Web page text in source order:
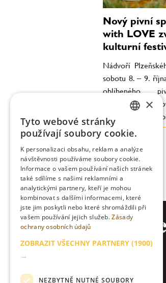
Nový pivní
with LOVE
kulturní
Nádvoří
sobotu 8. – 9.
oblíbeného
Brewstock. V
Proud společně s
ENGLISH
×
Tyto webové stránky
používají soubory cookie.
K personalizaci obsahu, reklam a analýze
návštěvnosti používáme soubory cookie.
Informace o vašem používání našich stránek
také sdílíme s našimi reklamními a
analytickými partnery, kteří je mohou
kombinovat s dalšími informacemi, které
jste jim poskytli nebo které shromáždili při
vašem používání jejich služeb.Zásady
ochrany osobních údajů
ZOBRAZIT VŠECHNY PARTNERY (1900)
→
NEZBYTNĚ NUTNÉ SOUBORY